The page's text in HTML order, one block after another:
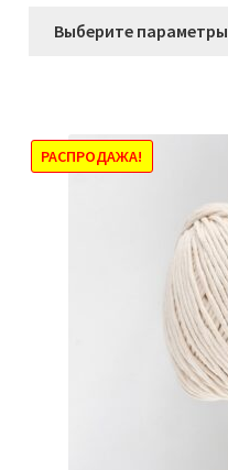
Выберите параметры
РАСПРОДАЖА!